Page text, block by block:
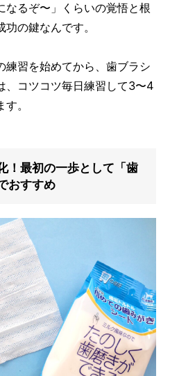
なるぞ〜」くらいの覚悟と根
の鍵なんです。
練習を始めてから、歯ブラシ
、コツコツ毎日練習して3〜4
。
！最初の一歩として「歯
おすすめ